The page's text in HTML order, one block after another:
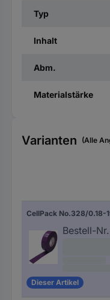
Typ
Inhalt
Abm.
Materialstärke
Varianten (Alle
Bestell-
Dieser Artikel